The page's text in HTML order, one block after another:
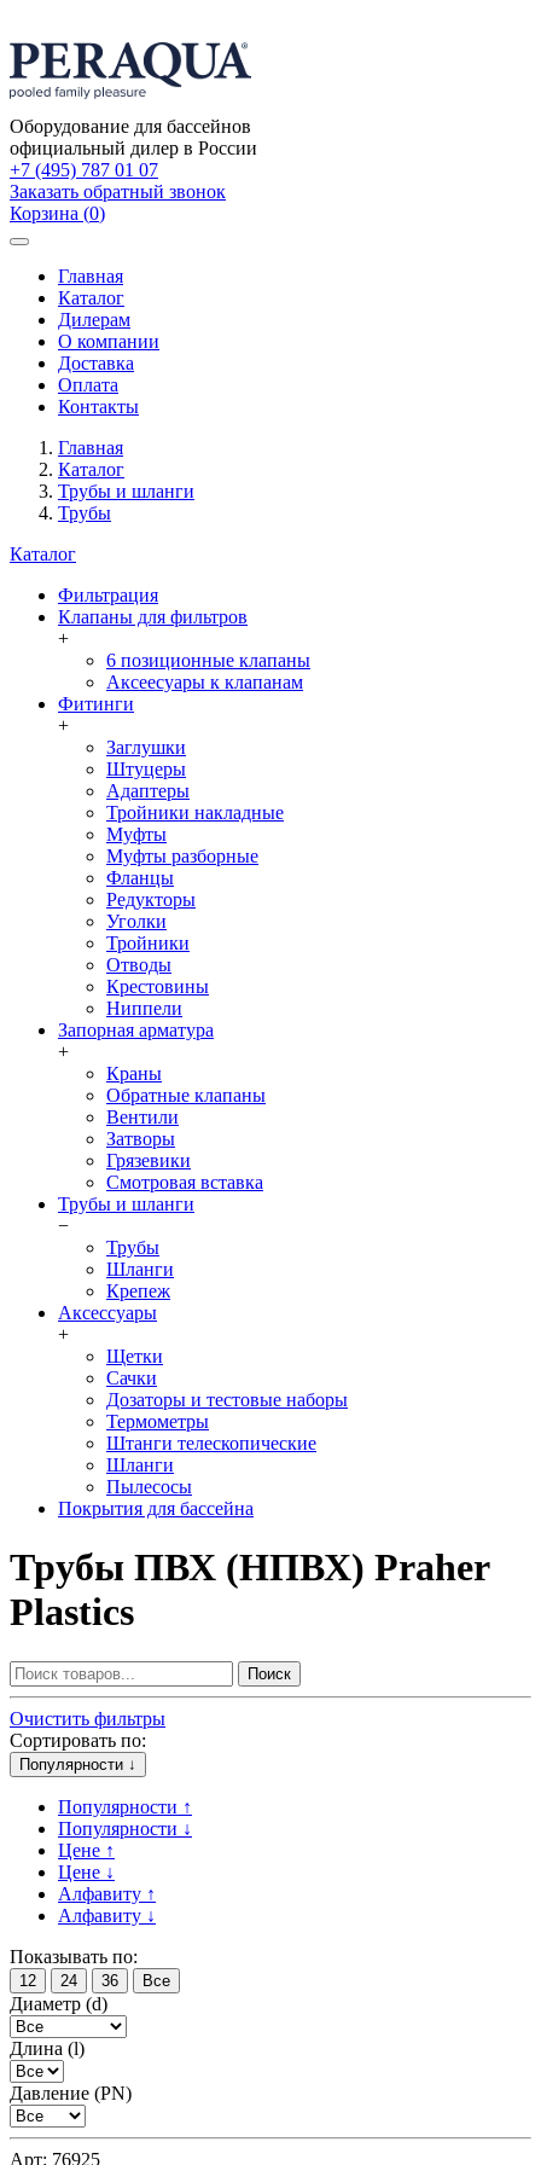
Оборудование для бассейнов
официальный дилер в России
+7 (495) 787 01 07
Заказать обратный звонок
Корзина (0)
Toggle
navigationГлавная
Каталог
Дилерам
О компании
Доставка
Оплата
Контакты
Главная
Каталог
Трубы и шланги
Трубы
Каталог
Фильтрация
Клапаны для фильтров
+
6 позиционные клапаны
Аксеесуары к клапанам
Фитинги
+
Заглушки
Штуцеры
Адаптеры
Тройники накладные
Муфты
Муфты разборные
Фланцы
Редукторы
Уголки
Тройники
Отводы
Крестовины
Ниппели
Запорная арматура
+
Краны
Обратные клапаны
Вентили
Затворы
Грязевики
Смотровая вставка
Трубы и шланги
−
Трубы
Шланги
Крепеж
Аксессуары
+
Щетки
Сачки
Дозаторы и тестовые наборы
Термометры
Штанги телескопические
Шланги
Пылесосы
Покрытия для бассейна
Трубы ПВХ (НПВХ) Praher
Plastics
Поиск
Очистить фильтры
Сортировать по:
Популярности ↓
Популярности ↑
Популярности ↓
Цене ↑
Цене ↓
Алфавиту ↑
Алфавиту ↓
Показывать по:
12 24 36 Все
Диаметр (d)
Длина (l)
Давление (PN)
Арт: 76925